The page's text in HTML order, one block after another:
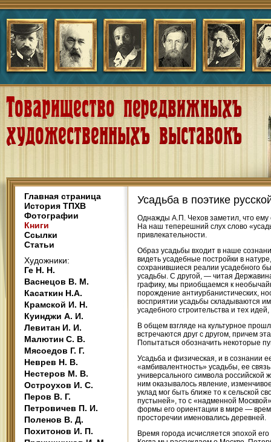
Главная страница
История ТПХВ
Фотографии
Книги
Ссылки
Статьи
Художники:
Ге Н. Н.
Васнецов В. М.
Касаткин Н.А.
Крамской И. Н.
Куинджи А. И.
Левитан И. И.
Малютин С. В.
Мясоедов Г. Г.
Неврев Н. В.
Нестеров М. В.
Остроухов И. С.
Перов В. Г.
Петровичев П. И.
Поленов В. Д.
Похитонов И. П.
Усадьба в поэтике
Однажды А.П. Чехов заметил, что ему
На наш теперешний слух слово
привлекательности.
Образ усадьбы входит в наше
видеть усадебные постройки в
сохранившиеся реалии усадебного
усадьбы. С другой, — читая
графику, мы приобщаемся к
порождение антиурбанистических,
восприятии усадьбы складываются
усадебного строительства и тех
В общем взгляде на культурное
встречаются друг с другом, причем
Попытаться обозначить некоторые
Усадьба и физическая, и в сознании
«амбивалентность» усадьбы, ее
универсального символа российской
ним оказывалось явление,
уклад мог быть ближе то к сельской
пустыней», то с «надменной
формы его ориентации в мире —
просторечии именовались деревней.
Время города исчисляется эпохой